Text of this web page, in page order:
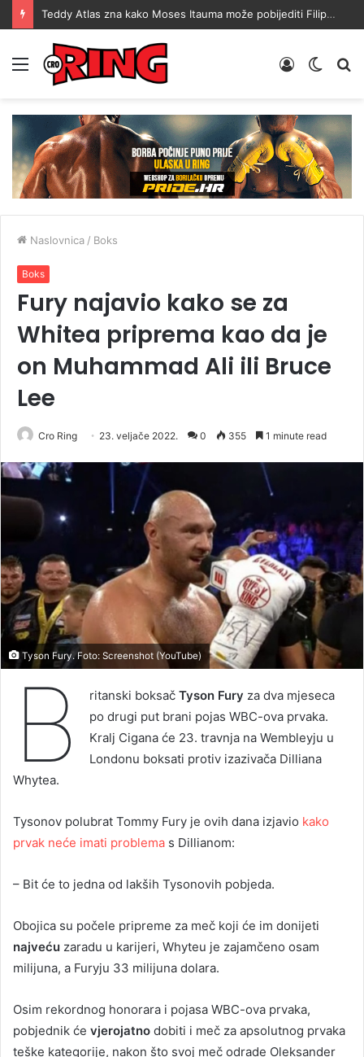
Teddy Atlas zna kako Moses Itauma može pobijediti Filipa Hrgovića: To mu je mana
Menu
Switch
Prijava
Naslovnica / Boks
Boks
Fury najavio kako se za
Whitea priprema kao da je
on Muhammad Ali ili Bruce
Lee
Cro Ring 23. veljače 2022. 0 355 1 minute read
Tyson Fury. Foto: Screenshot (YouTube)
B ritanski boksačTyson Fury za dva mjeseca
po drugi put brani pojas WBC-ova prvaka.
Kralj Cigana će 23. travnja na Wembleyju u
Londonu boksati protiv izazivača Dilliana
Whytea.
Tysonov polubrat Tommy Fury je ovih dana izjavio kako
prvak neće imati problema s Dillianom:
– Bit će to jedna od lakših Tysonovih pobjeda.
Obojica su počele pripreme za meč koji će im donijeti
najveću zaradu u karijeri, Whyteu je zajamčeno osam
milijuna, a Furyju 33 milijuna dolara.
Osim rekordnog honorara i pojasa WBC-ova prvaka,
pobjednik će vjerojatno dobiti i meč za apsolutnog prvaka
teške kategorije, nakon što svoj meč odrade Oleksander